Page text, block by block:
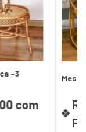
-3
com